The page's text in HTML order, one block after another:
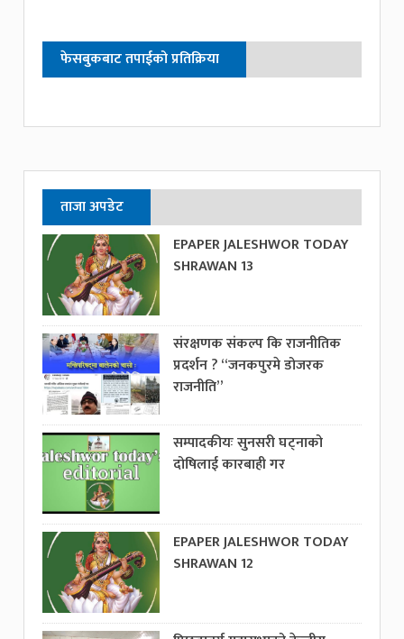
फेसबुकबाट तपाईको प्रतिक्रिया
ताजा अपडेट
EPAPER JALESHWOR TODAY
SHRAWAN 13
संरक्षणक संकल्प कि राजनीतिक
प्रदर्शन ? “जनकपुरमे डोजरक
राजनीति”
सम्पादकीयः सुनसरी घट्नाको
दोषिलाई कारबाही गर
EPAPER JALESHWOR TODAY
SHRAWAN 12